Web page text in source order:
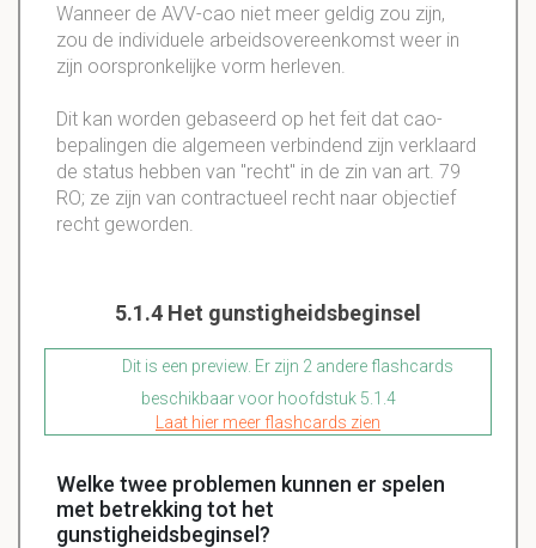
Wanneer de AVV-cao niet meer geldig zou zijn,
zou de individuele arbeidsovereenkomst weer in
zijn oorspronkelijke vorm herleven.
Dit kan worden gebaseerd op het feit dat cao-
bepalingen die algemeen verbindend zijn verklaard
de status hebben van "recht" in de zin van art. 79
RO; ze zijn van contractueel recht naar objectief
recht geworden.
5.1.4 Het gunstigheidsbeginsel
Dit is een preview. Er zijn 2 andere flashcards
beschikbaar voor hoofdstuk 5.1.4
Laat hier meer flashcards zien
Welke twee problemen kunnen er spelen
met betrekking tot het
gunstigheidsbeginsel?